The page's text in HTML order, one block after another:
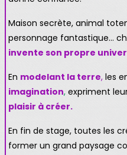
Maison secrète, animal
personnage fantastique…
invente son propre
En modelant la terre, les
imagination, expriment
plaisir à créer.
En fin de stage, toutes les
former un grand paysage